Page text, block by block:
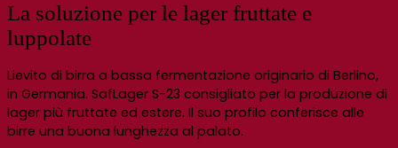
La soluzione per le lager fruttate e
luppolate
Lievito di birra a bassa fermentazione originario di Berlino,
in Germania. SafLager S-23 consigliato per la produzione di
lager più fruttate ed estere. Il suo profilo conferisce alle
birre una buona lunghezza al palato.